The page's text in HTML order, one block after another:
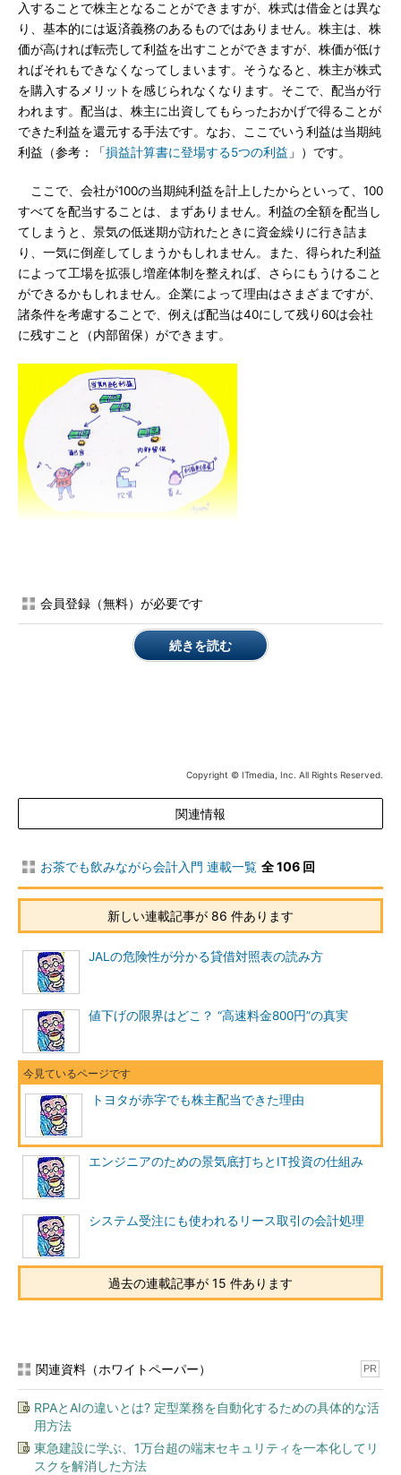
入することで株主となることができますが、株式は借金とは異な
り、基本的には返済義務のあるものではありません。株主は、株
価が高ければ転売して利益を出すことができますが、株価が低け
ればそれもできなくなってしまいます。そうなると、株主が株式
を購入するメリットを感じられなくなります。そこで、配当が行
われます。配当は、株主に出資してもらったおかげで得ることが
できた利益を還元する手法です。なお、ここでいう利益は当期純
利益（参考：「損益計算書に登場する5つの利益 」）です。
ここで、会社が100の当期純利益を計上したからといって、100
すべてを配当することは、まずありません。利益の全額を配当し
てしまうと、景気の低迷期が訪れたときに資金繰りに行き詰ま
り、一気に倒産してしまうかもしれません。また、得られた利益
によって工場を拡張し増産体制を整えれば、さらにもうけること
ができるかもしれません。企業によって理由はさまざまですが、
諸条件を考慮することで、例えば配当は40にして残り60は会社
に残すこと（内部留保）ができます。
企業が得た利益を配当に回さず、将来の蓄
えやさらなる投資に振り向ける目的で留保
す。内部留保は、貸借対照表上の純資産の部の「利益剰余金」と
利益によって増加し、配当によって減少します（ほかにも利益剰
余金の増減要因はありますが、ここでは省略します）。
トヨタ自動車の利益剰余金は平成21年3月期において連結ベー
スで11兆円と潤沢にあるため、これを源泉として配当を行うこと
ができたのです。ただし、当期純損失により利益剰余金は減少し
ているので、配当を行うことによって利益剰余金はさらに減少し
ます。剰余金がなくなると、配当を行うことができなくなってし
まうので、トヨタ自動車といえども毎期赤字では配当が続けられ
るわけではありません。
【3】株主の立場からみた配当性向
さて、株主の立場からすると、早く投資の見返りを得たいと考
えれば、得た利益は早く配当に回してほしいと考えるでしょう。
そういった株主が注目する指標が「連結配当性向」です。連結配
合、連結配当性向は40％となります。この連結配当性向は、企
業の配当政策を説明するうえで代表的な指標となっています。
トヨタ自動車の場合には、平成21年3月期は当期純損失を計上
しているため、連結配当性向を算出していませんが、平成20年3
会員登録（無料）が必要です
続きを読む
Copyright © ITmedia, Inc. All Rights Reserved.
関連情報
お茶でも飲みながら会計入門 連載一覧 全 106 回
新しい連載記事が 86 件あります
JALの危険性が分かる貸借対照表の読み方
値下げの限界はどこ？ “高速料金800円”の真実
トヨタが赤字でも株主配当できた理由
エンジニアのための景気底打ちとIT投資の仕組み
システム受注にも使われるリース取引の会計処理
過去の連載記事が 15 件あります
関連資料（ホワイトペーパー） PR
RPAとAIの違いとは? 定型業務を自動化するための具体的な活
用方法
東急建設に学ぶ、1万台超の端末セキュリティを一本化してリ
スクを解消した方法